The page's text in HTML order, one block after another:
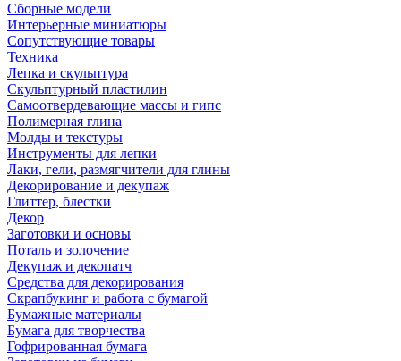
Сборные модели
Интерьерные миниатюры
Сопутствующие товары
Техника
Лепка и скульптура
Скульптурный пластилин
Самоотвердевающие массы и гипс
Полимерная глина
Молды и текстуры
Инструменты для лепки
Лаки, гели, размягчители для глины
Декорирование и декупаж
Глиттер, блестки
Декор
Заготовки и основы
Поталь и золочение
Декупаж и декопатч
Средства для декорирования
Скрапбукинг и работа с бумагой
Бумажные материалы
Бумага для творчества
Гофрированная бумага